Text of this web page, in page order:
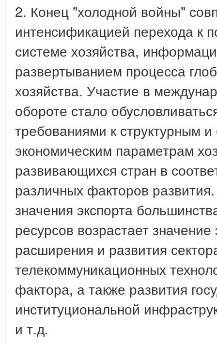
2. Конец "холодной войны"
интенсификацией перехода к
системе хозяйства,
развертыванием процесса
хозяйства. Участие в
обороте стало
требованиями к структурным
экономическим параметрам
развивающихся стран в
различных факторов
значения экспорта
ресурсов возрастает значение
расширения и развития
телекоммуникационных
фактора, а также развития
институциональной
и т.д.